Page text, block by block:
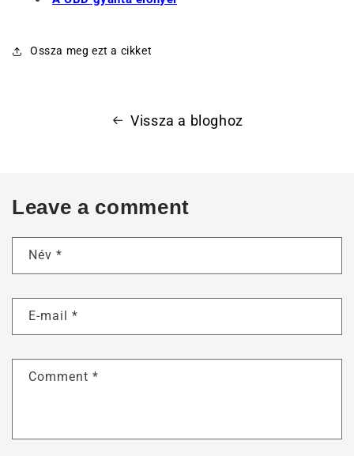
Ossza meg ezt a cikket
Vissza a bloghoz
Leave a comment
Név *
E-mail *
Comment *